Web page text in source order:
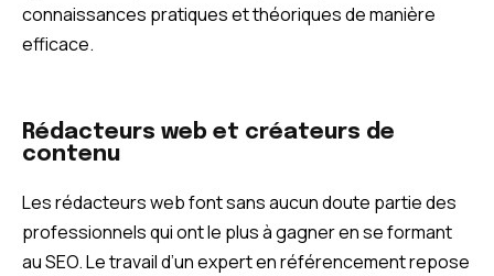
connaissances pratiques et théoriques de manière
efficace.
Rédacteurs web et créateurs de
contenu
Les rédacteurs web font sans aucun doute partie des
professionnels qui ont le plus à gagner en se formant
au SEO. Le travail d’un expert en référencement repose